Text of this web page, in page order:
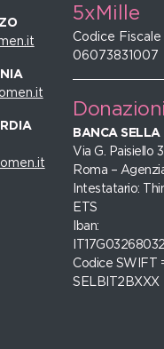
5xMille
Codice Fiscale
06073831007
BANCA SELLA
Via G. Paisiello
Roma –
Intestatario:
ETS
Iban:
Codice SWIFT
SELBIT2BXXX